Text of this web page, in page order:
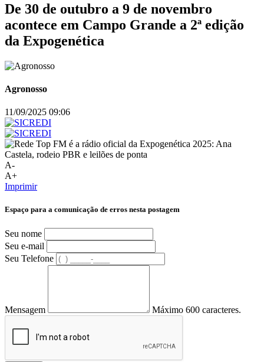
De 30 de outubro a 9 de novembro
acontece em Campo Grande a 2ª edição
da Expogenética
Agronosso
11/09/2025 09:06
A-
A+
Imprimir
Espaço para a comunicação de erros nesta postagem
Seu nome
Seu e-mail
Seu Telefone
Mensagem Máximo 600 caracteres.